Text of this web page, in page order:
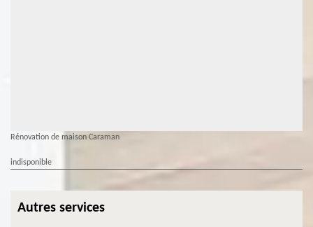
Rénovation de maison Caraman
indisponible
Autres services